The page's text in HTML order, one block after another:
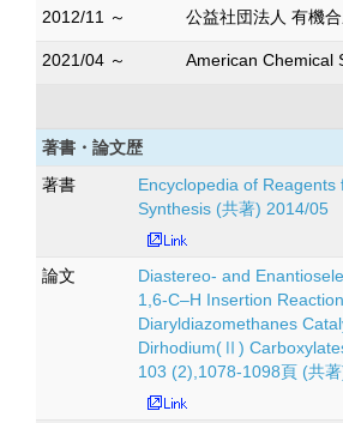
2012/11 ～ 公益社団法人 有機
2021/04 ～ American Chemical
著書・論文歴
著書
Encyclopedia of Reagents
Synthesis (共著) 2014/05
論文
Diastereo- and
1,6-C–H Insertion
Diaryldiazomethanes
Dirhodium(Ⅱ)
103 (2),1078-1098頁 (共